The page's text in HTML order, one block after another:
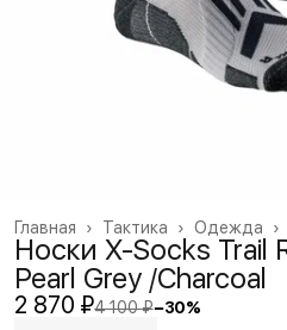
Одежда ›
Тактика ›
Главная ›
Носки X-Socks Trail
Pearl Grey /Charcoal
2 870 ₽4 100 ₽−30%